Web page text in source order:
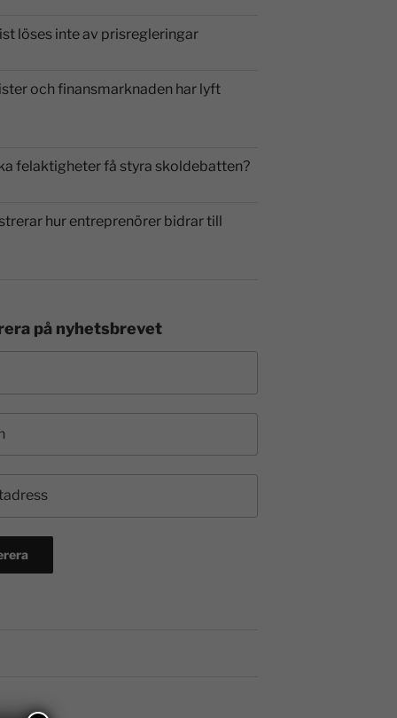
löses inte av prisregleringar
och finansmarknaden har lyft
felaktigheter få styra skoldebatten?
hur entreprenörer bidrar till
på nyhetsbrevet